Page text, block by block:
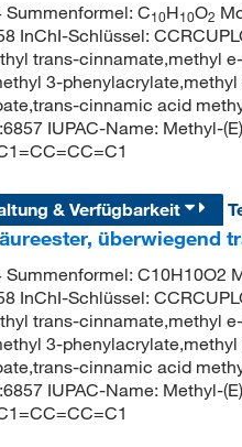
Summenformel: C10H10O2
InChI-Schlüssel:
trans-cinnamate,methyl
3-
cinnamic acid
IUPAC-Name: Methyl-
& Verfügbarkeit
überwiegend
Summenformel: C10H10O2
InChI-Schlüssel:
trans-cinnamate,methyl
3-
cinnamic acid
IUPAC-Name: Methyl-